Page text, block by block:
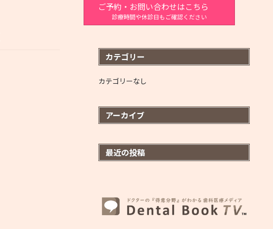
ご予約・お問い合わせはこちら
診療時間や休診日もご確認ください
カテゴリー
カテゴリーなし
アーカイブ
最近の投稿